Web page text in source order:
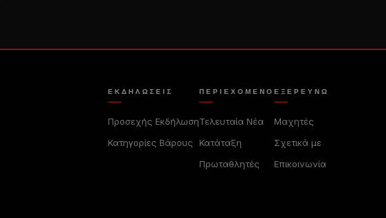
ΕΚΔΗΛΏΣΕΙΣ
Προσεχής Εκδήλωση
Κατηγορίες Βάρους
ΠΕΡΙΕΧΌΜΕΝΟ
Τελευταία Νέα
Κατάταξη
Πρωταθλητές
ΕΞΕΡΕΥΝΏ
Μαχητές
Σχετικά με
Επικοινωνία